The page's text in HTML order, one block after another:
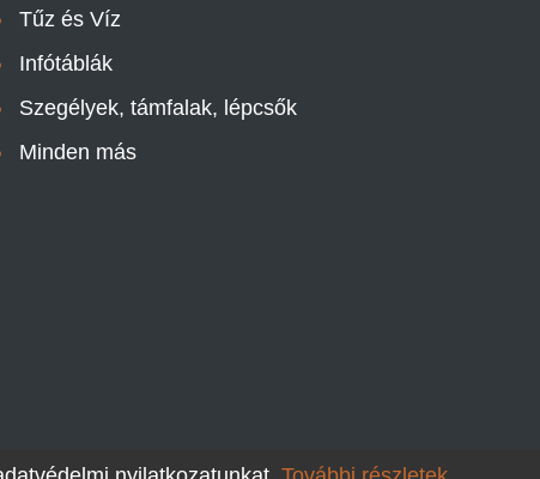
Tűz és Víz
Infótáblák
Szegélyek, támfalak, lépcsők
Minden más